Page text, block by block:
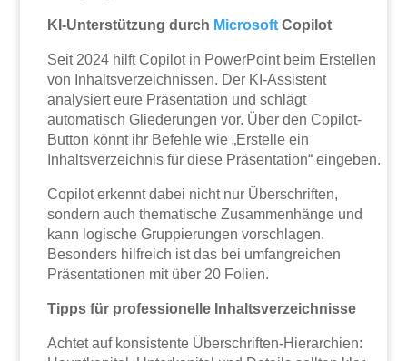
KI-Unterstützung durch Microsoft Copilot
Seit 2024 hilft Copilot in PowerPoint beim Erstellen
von Inhaltsverzeichnissen. Der KI-Assistent
analysiert eure Präsentation und schlägt
automatisch Gliederungen vor. Über den Copilot-
Button könnt ihr Befehle wie „Erstelle ein
Inhaltsverzeichnis für diese Präsentation“ eingeben.
Copilot erkennt dabei nicht nur Überschriften,
sondern auch thematische Zusammenhänge und
kann logische Gruppierungen vorschlagen.
Besonders hilfreich ist das bei umfangreichen
Präsentationen mit über 20 Folien.
Tipps für professionelle Inhaltsverzeichnisse
Achtet auf konsistente Überschriften-Hierarchien: